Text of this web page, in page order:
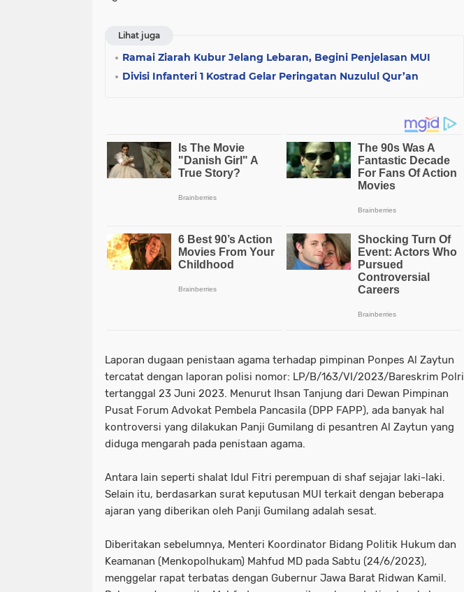
Lihat juga
Ramai Ziarah Kubur Jelang Lebaran, Begini Penjelasan MUI
Divisi Infanteri 1 Kostrad Gelar Peringatan Nuzulul Qur’an
Laporan dugaan penistaan agama terhadap pimpinan Ponpes Al Zaytun
tercatat dengan laporan polisi nomor: LP/B/163/VI/2023/Bareskrim Polri
tertanggal 23 Juni 2023. Menurut Ihsan Tanjung dari Dewan Pimpinan
Pusat Forum Advokat Pembela Pancasila (DPP FAPP), ada banyak hal
kontroversi yang dilakukan Panji Gumilang di pesantren Al Zaytun yang
diduga mengarah pada penistaan agama.
Antara lain seperti shalat Idul Fitri perempuan di shaf sejajar laki-laki.
Selain itu, berdasarkan surat keputusan MUI terkait dengan beberapa
ajaran yang diberikan oleh Panji Gumilang adalah sesat.
Diberitakan sebelumnya, Menteri Koordinator Bidang Politik Hukum dan
Keamanan (Menkopolhukam) Mahfud MD pada Sabtu (24/6/2023),
menggelar rapat terbatas dengan Gubernur Jawa Barat Ridwan Kamil.